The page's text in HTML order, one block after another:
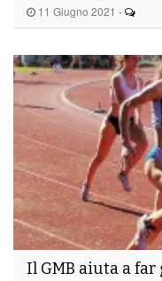
11 Giugno 2021 -
Il GMB aiuta a